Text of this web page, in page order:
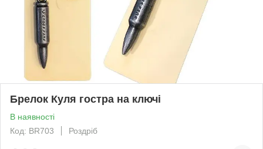
Брелок Куля гостра на ключі
В наявності
Код: BR703
Роздріб